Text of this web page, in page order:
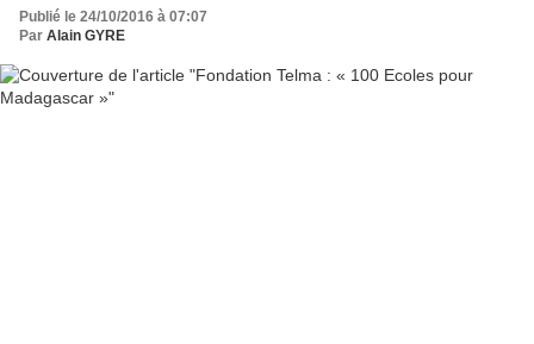
Publié le 24/10/2016 à 07:07
Par Alain GYRE